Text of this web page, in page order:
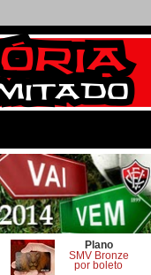
Plano
SMV Bronze
por boleto